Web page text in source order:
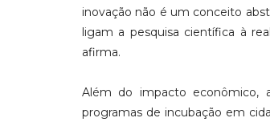
inovação não é um conceito
ligam a pesquisa científica à
afirma.
Além do impacto econômico,
programas de incubação em